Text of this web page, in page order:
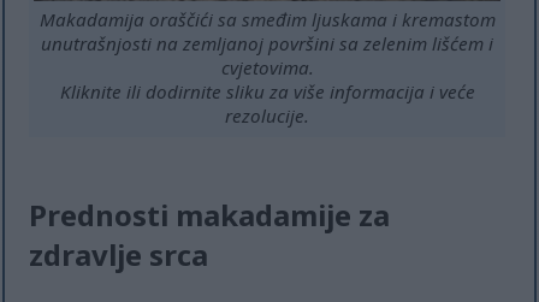
Makadamija oraščići sa smeđim ljuskama i kremastom
unutrašnjosti na zemljanoj površini sa zelenim lišćem i
cvjetovima.
Kliknite ili dodirnite sliku za više informacija i veće
rezolucije.
Prednosti makadamije za
zdravlje srca